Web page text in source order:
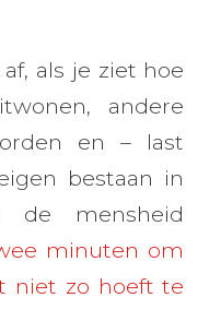
als je ziet hoe
andere
en – last
bestaan in
de mensheid
minuten om
niet zo hoeft te